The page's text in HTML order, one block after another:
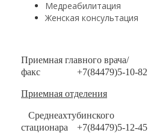
Медреабилитация
Женская консультация
Приемная главного врача/
факс
+7(84479)5-10-82
Приемная отделения
Среднеахтубинского
стационара
+7(84479)5-12-45